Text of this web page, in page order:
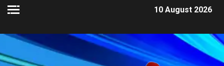
10 August 2026